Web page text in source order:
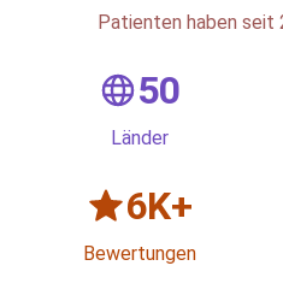
Patienten haben seit
50
Länder
6K+
Bewertungen